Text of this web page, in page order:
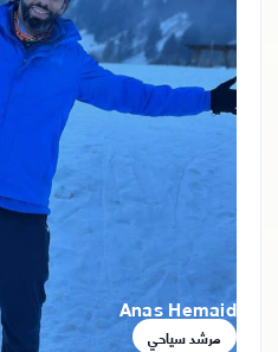
Anas Hemaid
مرشد سياحي